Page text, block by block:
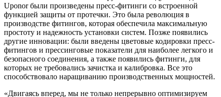
Uponor были произведены пресс-фитинги со встроенной
функцией защиты от протечки. Это была революция в
производстве фитингов, которая обеспечила максимальную
простоту и надежность установки систем. Позже появились
другие инновации: были введены цветовые кодировки пресс-
фитингов и прессинговые показатели для наиболее легкого и
безопасного соединения, а также появились фитинги, для
которых не требовались зачистка и калибровка. Все это
способствовало наращиванию производственных мощностей.
«Двигаясь вперед, мы не только непрерывно оптимизируем